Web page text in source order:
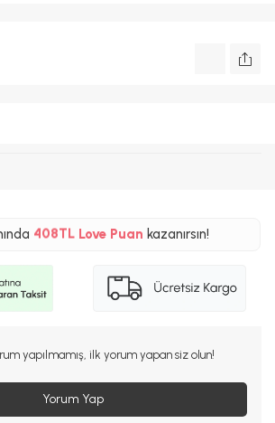
408TLLove Puankazanırsın!
yapılmamış, ilk yorum yapan siz olun!
Yorum Yap